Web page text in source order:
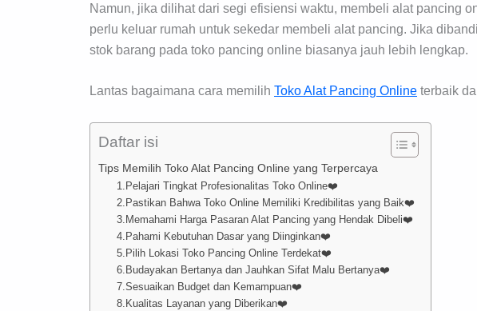
Namun, jika dilihat dari segi efisiensi waktu, membeli alat pancing
perlu keluar rumah untuk sekedar membeli alat pancing. Jika
stok barang pada toko pancing online biasanya jauh lebih lengkap.
Lantas bagaimana cara memilih Toko Alat Pancing Online terbaik
Daftar isi
Tips Memilih Toko Alat Pancing Online yang Terpercaya
1.Pelajari Tingkat Profesionalitas Toko Online❤️
2.Pastikan Bahwa Toko Online Memiliki Kredibilitas yang Baik❤️
3.Memahami Harga Pasaran Alat Pancing yang Hendak Dibeli❤️
4.Pahami Kebutuhan Dasar yang Diinginkan❤️
5.Pilih Lokasi Toko Pancing Online Terdekat❤️
6.Budayakan Bertanya dan Jauhkan Sifat Malu Bertanya❤️
7.Sesuaikan Budget dan Kemampuan❤️
8.Kualitas Layanan yang Diberikan❤️